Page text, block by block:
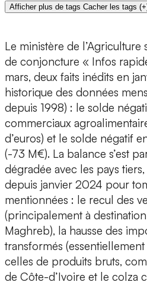
Afficher plus de tags Cacher les tags (+
Le ministère de l’Agriculture
de conjoncture « Infos
mars, deux faits inédits en
historique des données
depuis 1998) : le solde
commerciaux
d’euros) et le solde négatif
(-73 M€). La balance s’est
dégradée avec les pays
depuis janvier 2024 pour
mentionnées : le recul des
(principalement à
Maghreb), la hausse des
transformés
celles de produits bruts,
de Côte-d’Ivoire et le colza